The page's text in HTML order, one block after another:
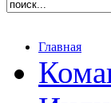
Главная